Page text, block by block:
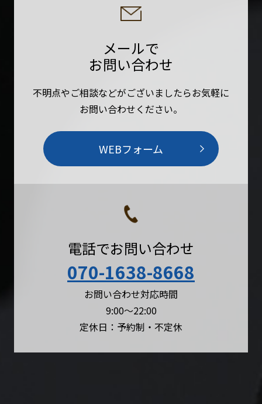
メールで
お問い合わせ
不明点やご相談などがございましたらお気軽に
お問い合わせください。
WEBフォーム
電話でお問い合わせ
070-1638-8668
お問い合わせ対応時間
9:00〜22:00
定休日：予約制・不定休